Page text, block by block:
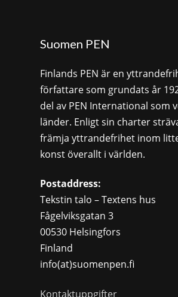
Suomen PEN
Finlands PEN är en
författare som grundats år
del av PEN International som
länder. Enligt sin charter
främja yttrandefrihet inom
konst överallt i världen.
Postaddress:
Tekstin talo – Textens hus
Fågelviksgatan 3
00530 Helsingfors
Finland
info(at)suomenpen.fi
Kontaktuppgifter